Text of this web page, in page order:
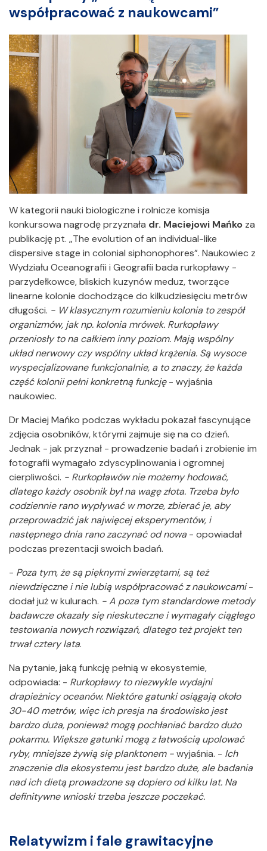
współpracować z naukowcami”
W kategorii nauki biologiczne i rolnicze komisja
konkursowa nagrodę przyznała dr. Maciejowi Mańko za
publikację pt. „The evolution of an individual-like
dispersive stage in colonial siphonophores”. Naukowiec z
Wydziału Oceanografii i Geografii bada rurkopławy -
parzydełkowce, bliskich kuzynów meduz, tworzące
linearne kolonie dochodzące do kilkudziesięciu metrów
długości. - W klasycznym rozumieniu kolonia to zespół
organizmów, jak np. kolonia mrówek. Rurkopławy
przeniosły to na całkiem inny poziom. Mają wspólny
układ nerwowy czy wspólny układ krążenia. Są wysoce
wyspecjalizowane funkcjonalnie, a to znaczy, że każda
część kolonii pełni konkretną funkcję- wyjaśnia
naukowiec.
Dr Maciej Mańko podczas wykładu pokazał fascynujące
zdjęcia osobników, którymi zajmuje się na co dzień.
Jednak - jak przyznał - prowadzenie badań i zrobienie im
fotografii wymagało zdyscyplinowania i ogromnej
cierpliwości. - Rurkopławów nie możemy hodować,
dlatego każdy osobnik był na wagę złota. Trzeba było
codziennie rano wypływać w morze, zbierać je, aby
przeprowadzić jak najwięcej eksperymentów, i
następnego dnia rano zaczynać od nowa - opowiadał
podczas prezentacji swoich badań.
- Poza tym, że są pięknymi zwierzętami, są też
niewdzięczne i nie lubią współpracować z naukowcami-
dodał już w kulurach. - A poza tym standardowe metody
badawcze okazały się nieskuteczne i wymagały ciągłego
testowania nowych rozwiązań, dlatego też projekt ten
trwał cztery lata.
Na pytanie, jaką funkcję pełnią w ekosystemie,
odpowiada: - Rurkopławy to niezwykle wydajni
drapieżnicy oceanów. Niektóre gatunki osiągają około
30-40 metrów, więc ich presja na środowisko jest
bardzo duża, ponieważ mogą pochłaniać bardzo dużo
pokarmu. Większe gatunki mogą z łatwością upolować
ryby, mniejsze żywią się planktonem -wyjaśnia. - Ich
znaczenie dla ekosystemu jest bardzo duże, ale badania
nad ich dietą prowadzone są dopiero od kilku lat. Na
definitywne wnioski trzeba jeszcze poczekać.
Relatywizm i fale grawitacyjne